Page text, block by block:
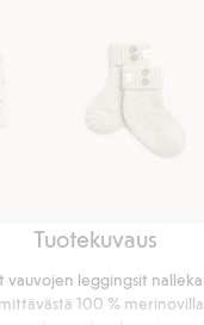
Villa-
kashmirsekoitesukat
Tuotekuvaus
leggingsit
100 %